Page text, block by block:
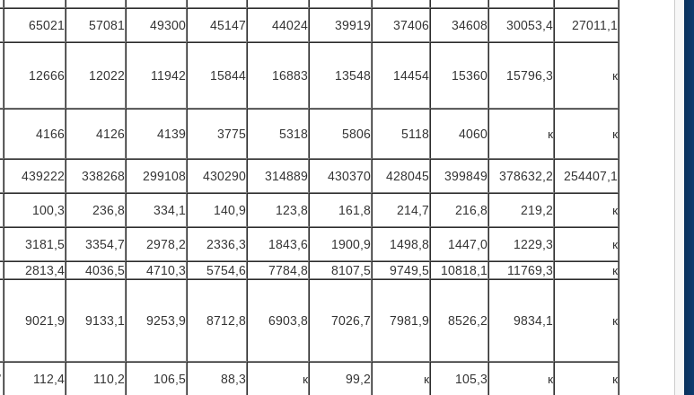
65021 57081 49300 45147 44024 39919 37406 34608 30053,4
27011,1
12666 12022 11942 15844 16883 13548 14454 15360 15796,3 к
4166 4126 4139 3775 5318 5806 5118 4060 к к
439222 338268 299108 430290 314889 430370 428045 399849 378632,2
254407,1
100,3 236,8 334,1 140,9 123,8 161,8 214,7 216,8 219,2
к
3181,5 3354,7 2978,2 2336,3 1843,6 1900,9 1498,8 1447,0 1229,3
к
2813,4 4036,5 4710,3 5754,6 7784,8 8107,5 9749,5 10818,1 11769,3
к
9021,9 9133,1 9253,9 8712,8 6903,8 7026,7 7981,9 8526,2 9834,1 к
112,4 110,2 106,5 88,3 к 99,2 к 105,3 к
к